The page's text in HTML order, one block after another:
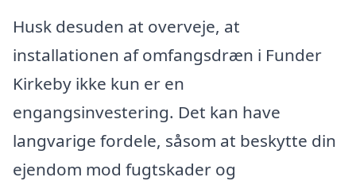
Husk desuden at overveje, at
installationen af omfangsdræn i Funder
Kirkeby ikke kun er en
engangsinvestering. Det kan have
langvarige fordele, såsom at beskytte din
ejendom mod fugtskader og